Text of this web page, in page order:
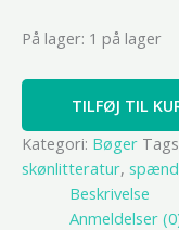
På lager: 1 på lager
TILFØJ TIL
Kategori: Bøger
skønlitteratur,
Beskrivelse
Anmeldelser